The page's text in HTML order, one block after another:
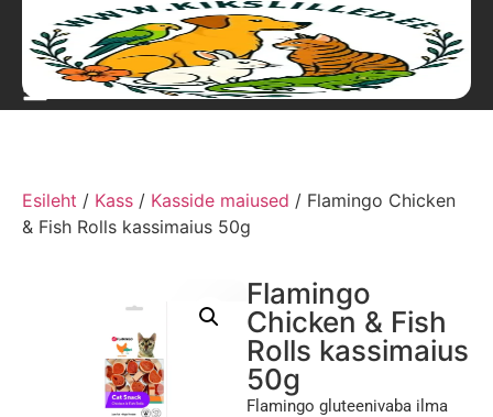
Esileht / Kass / Kasside maiused / Flamingo Chicken
& Fish Rolls kassimaius 50g
Flamingo
Chicken & Fish
Rolls kassimaius
50g
Flamingo gluteenivaba ilma